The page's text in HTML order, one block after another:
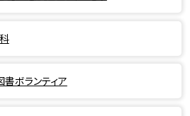
ボランティア